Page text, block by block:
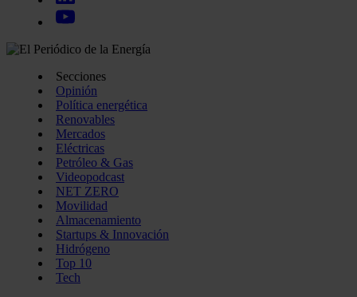
Secciones
Opinión
Política energética
Renovables
Mercados
Eléctricas
Petróleo & Gas
Videopodcast
NET ZERO
Movilidad
Almacenamiento
Startups & Innovación
Hidrógeno
Top 10
Tech